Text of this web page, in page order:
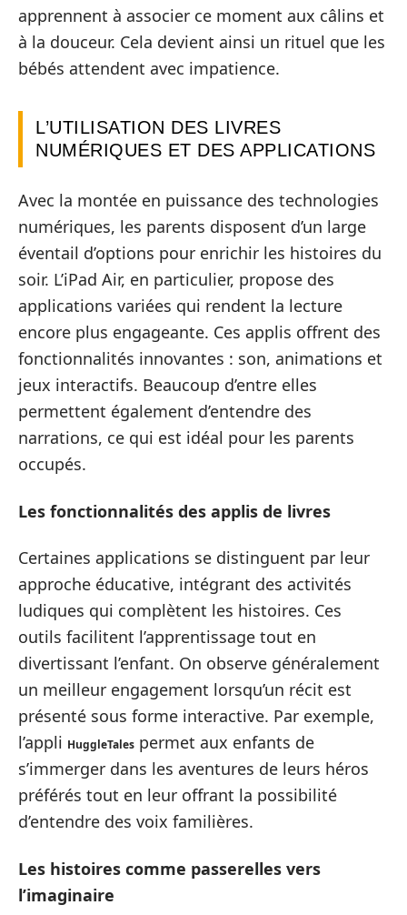
apprennent à associer ce moment aux câlins et
à la douceur. Cela devient ainsi un rituel que les
bébés attendent avec impatience.
L’UTILISATION DES LIVRES
NUMÉRIQUES ET DES APPLICATIONS
Avec la montée en puissance des technologies
numériques, les parents disposent d’un large
éventail d’options pour enrichir les histoires du
soir. L’iPad Air, en particulier, propose des
applications variées qui rendent la lecture
encore plus engageante. Ces applis offrent des
fonctionnalités innovantes : son, animations et
jeux interactifs. Beaucoup d’entre elles
permettent également d’entendre des
narrations, ce qui est idéal pour les parents
occupés.
Les fonctionnalités des applis de livres
Certaines applications se distinguent par leur
approche éducative, intégrant des activités
ludiques qui complètent les histoires. Ces
outils facilitent l’apprentissage tout en
divertissant l’enfant. On observe généralement
un meilleur engagement lorsqu’un récit est
présenté sous forme interactive. Par exemple,
l’appli HuggleTales permet aux enfants de
s’immerger dans les aventures de leurs héros
préférés tout en leur offrant la possibilité
d’entendre des voix familières.
Les histoires comme passerelles vers
l’imaginaire